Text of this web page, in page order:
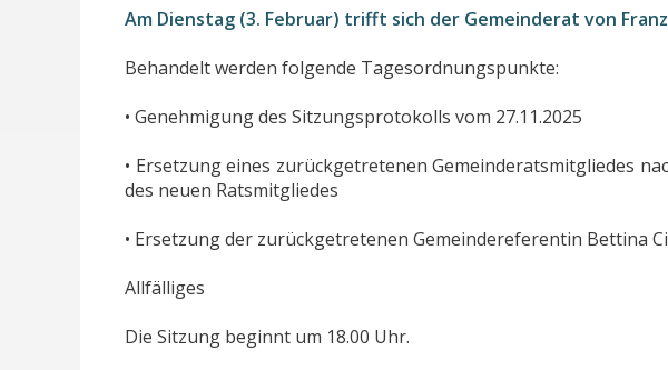
Am Dienstag (3. Februar) trifft sich der Gemeinderat von
Behandelt werden folgende Tagesordnungspunkte:
• Genehmigung des Sitzungsprotokolls vom 27.11.2025
• Ersetzung eines zurückgetretenen Gemeinderatsmitgliedes
des neuen Ratsmitgliedes
• Ersetzung der zurückgetretenen Gemeindereferentin Bettina
Allfälliges
Die Sitzung beginnt um 18.00 Uhr.